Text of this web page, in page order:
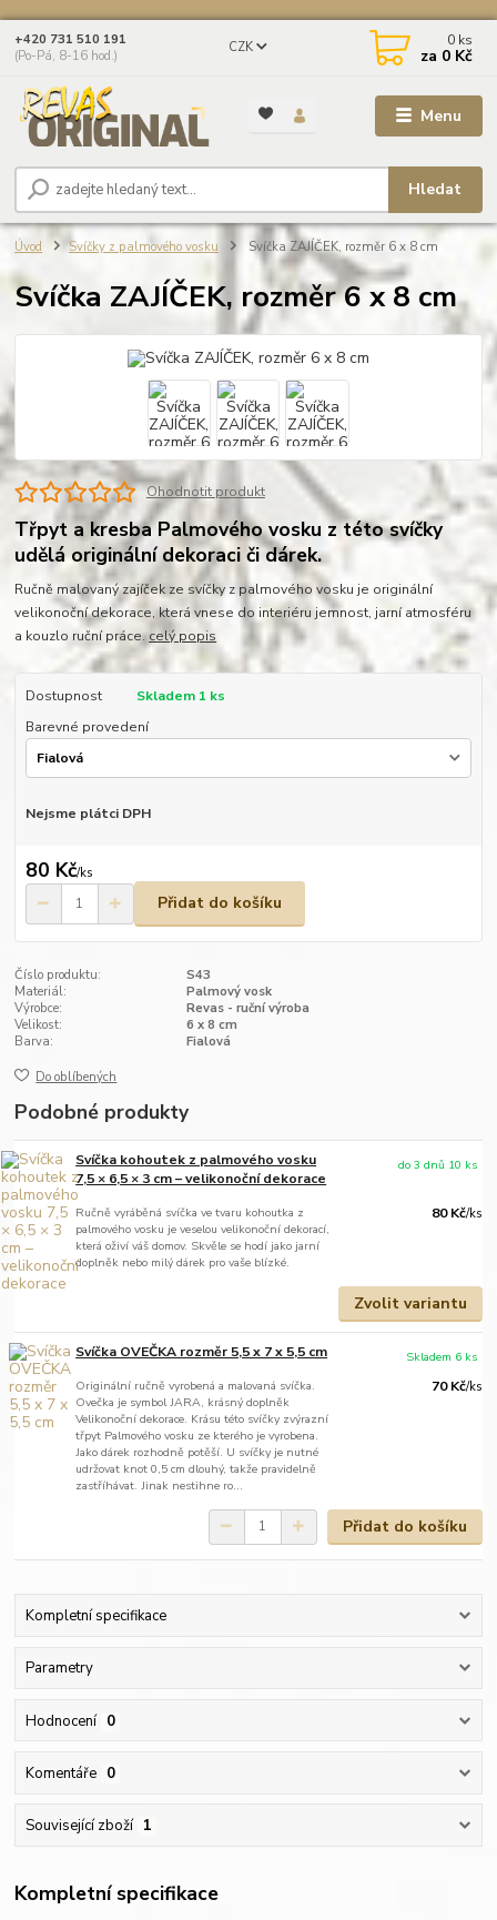
Menu
CZK
Hledat
+420 731 510 191
(Po-Pá, 8-16 hod.)
0 ks
za 0 Kč
Úvod Svíčky z palmového vosku Svíčka ZAJÍČEK, rozměr 6 x 8 cm
Svíčka ZAJÍČEK, rozměr 6 x 8 cm
Ohodnotit produkt
Třpyt a kresba Palmového vosku z této svíčky
udělá originální dekoraci či dárek.
Ručně malovaný zajíček ze svíčky z palmového vosku je originální
velikonoční dekorace, která vnese do interiéru jemnost, jarní atmosféru
a kouzlo ruční práce.celý popis
Dostupnost
Skladem 1 ks
Barevné provedení
Nejsme plátci DPH
80 Kč/ks
Přidat do košíku
Číslo produktu:
S43
Materiál:
Palmový vosk
Výrobce:
Revas - ruční výroba
Velikost:
6 x 8 cm
Barva:
Fialová
Do oblíbených
Podobné produkty
Svíčka kohoutek z palmového vosku
7,5 × 6,5 × 3 cm – velikonoční dekorace
Ručně vyráběná svíčka ve tvaru kohoutka z
palmového vosku je veselou velikonoční dekorací,
která oživí váš domov. Skvěle se hodí jako jarní
doplněk nebo milý dárek pro vaše blízké.
80 Kč/ks
do 3 dnů 10 ks
Zvolit variantu
Svíčka OVEČKA rozměr 5,5 x 7 x 5,5 cm
Originální ručně vyrobená a malovaná svíčka.
Ovečka je symbol JARA, krásný doplněk
Velikonoční dekorace. Krásu této svíčky zvýrazní
třpyt Palmového vosku ze kterého je vyrobena.
Jako dárek rozhodně potěší. U svíčky je nutné
udržovat knot 0,5 cm dlouhý, takže pravidelně
zastříhávat. Jinak nestihne ro...
70 Kč/ks
Skladem 6 ks
Přidat do košíku
Kompletní specifikace
Parametry
Hodnocení 0
Komentáře 0
Související zboží 1
Kompletní specifikace